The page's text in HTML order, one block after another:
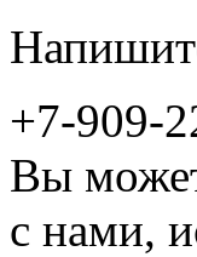
+7-909-
Вы
с нами,